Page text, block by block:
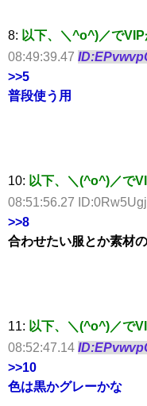
8: 以下、＼^o^)／で
08:49:39.47
>>5
普段使う用
10: 以下、＼(^o^)／で
08:51:56.27
>>8
合わせたい服とか素材
11: 以下、＼(^o^)／で
08:52:47.14
>>10
色は黒かグレーかな